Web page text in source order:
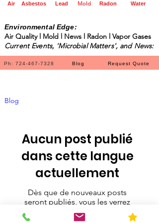
Air Asbestos Lead Mold Radon Water
Environmental Edge:
Air Quality l Mold l News l Radon l Vapor Gases
Current Events, 'Microbial Matters', and News:
Ph: 724-467-7328 Blog Request Quote
Blog
Aucun post publié
dans cette langue
actuellement
Dès que de nouveaux posts
seront publiés, vous les verrez
ici.